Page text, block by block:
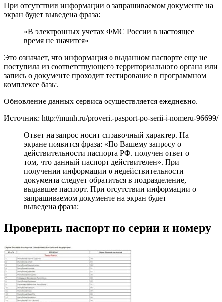
При отсутствии информации о запрашиваемом документе на
экран будет выведена фраза:
«В электронных учетах ФМС России в настоящее
время не значится»
Это означает, что информация о выданном паспорте еще не
поступила из соответствующего территориального органа или
запись о документе проходит тестирование в программном
комплексе базы.
Обновление данных сервиса осуществляется ежедневно.
Источник: http://munh.ru/proverit-pasport-po-serii-i-nomeru-96699/
Ответ на запрос носит справочный характер. На
экране появится фраза: «По Вашему запросу о
действительности паспорта РФ. получен ответ о
том, что данный паспорт действителен». При
получении информации о недействительности
документа следует обратиться в подразделение,
выдавшее паспорт. При отсутствии информации о
запрашиваемом документе на экран будет
выведена фраза:
Проверить паспорт по серии и номеру